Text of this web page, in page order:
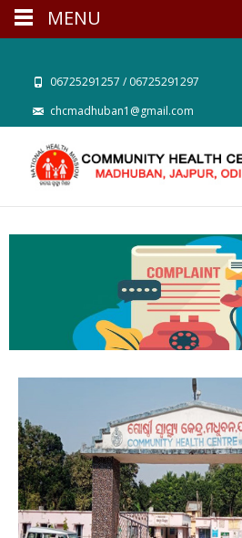
06725291257 / 06725291297
chcmadhuban1@gmail.com
MENU